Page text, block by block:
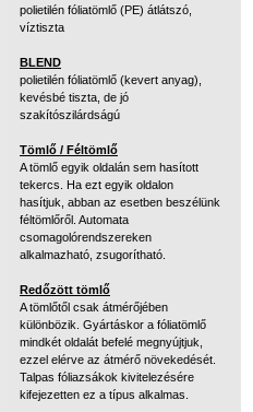
polietilén fóliatömlő (PE) átlátszó,
víztiszta
BLEND
polietilén fóliatömlő (kevert anyag),
kevésbé tiszta, de jó
szakítószilárdságú
Tömlő / Féltömlő
A tömlő egyik oldalán sem hasított
tekercs. Ha ezt egyik oldalon
hasítjuk, abban az esetben beszélünk
féltömlőről. Automata
csomagolórendszereken
alkalmazható, zsugorítható.
Redőzött tömlő
A tömlőtől csak átmérőjében
különbözik. Gyártáskor a fóliatömlő
mindkét oldalát befelé megnyújtjuk,
ezzel elérve az átmérő növekedését.
Talpas fóliazsákok kivitelezésére
kifejezetten ez a típus alkalmas.